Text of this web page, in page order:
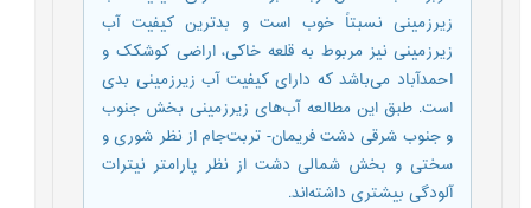
زیرزمینی نسبتاً خوب است و بدترین کیفیت آب
زیرزمینی نیز مربوط به قلعه خاکی، اراضی کوشکک و
احمدآباد می‌باشد که دارای کیفیت آب زیرزمینی بدی
است. طبق این مطالعه آب‌های زیرزمینی بخش جنوب
و جنوب شرقی دشت فریمان- تربت‌جام از نظر شوری و
سختی و بخش شمالی دشت از نظر پارامتر نیترات
آلودگی بیشتری داشته‌اند.